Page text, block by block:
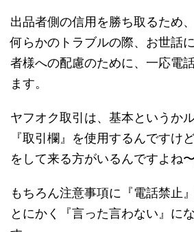
出品者側の信用を勝ち取るため
何らかのトラブルの際、お世話
者様への配慮のために、一応電
ます。
ヤフオク取引は、基本というか
『取引欄』を使用するんですけ
をして来る方がいるんですよね〜
もちろん注意事項に『電話禁止
とにかく『言った言わない』に